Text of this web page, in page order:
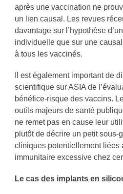
après une vaccination ne
un lien causal. Les revues
davantage sur l’hypothèse
individuelle que sur une
à tous les vaccinés.
Il est également important de
scientifique sur ASIA de
bénéfice-risque des vaccins.
outils majeurs de santé
ne remet pas en cause leur
plutôt de décrire un petit sous-
cliniques potentiellement liées
immunitaire excessive chez
Le cas des implants en